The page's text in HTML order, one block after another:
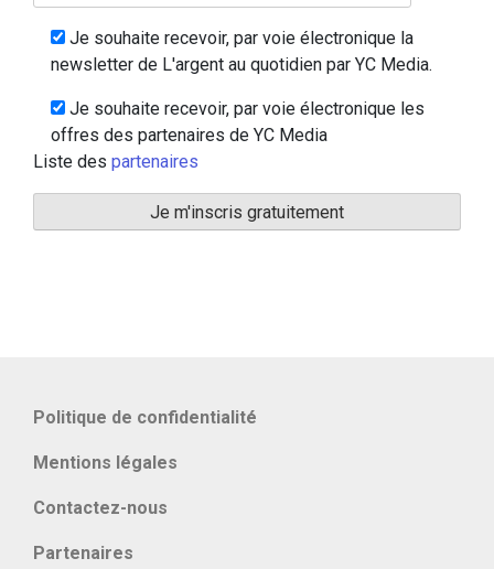
Je souhaite recevoir, par voie électronique la
newsletter de L'argent au quotidien par YC Media.
Je souhaite recevoir, par voie électronique les
offres des partenaires de YC Media
Liste des partenaires
Politique de confidentialité
Mentions légales
Contactez-nous
Partenaires